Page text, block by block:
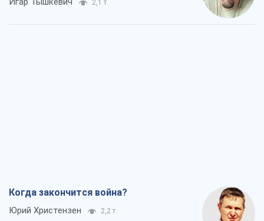
2,1 т.
Когда закончится война?
Юрий Христензен 2,2 т.